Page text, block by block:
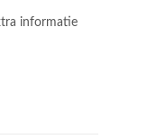
informatie